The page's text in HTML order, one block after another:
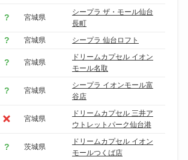
宮城県
シープラ ザ・モール仙台
長町
宮城県 シープラ 仙台ロフト
宮城県
ドリームカプセル イオン
モール名取
宮城県
シープラ イオンモール富
谷店
宮城県
ドリームカプセル 三井ア
ウトレットパーク仙台港
茨城県
ドリームカプセル イオン
モールつくば店